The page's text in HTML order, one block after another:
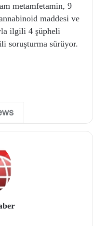
metamfetamin, 9
maddesi ve
ilgili 4 şüpheli
soruşturma sürüyor.